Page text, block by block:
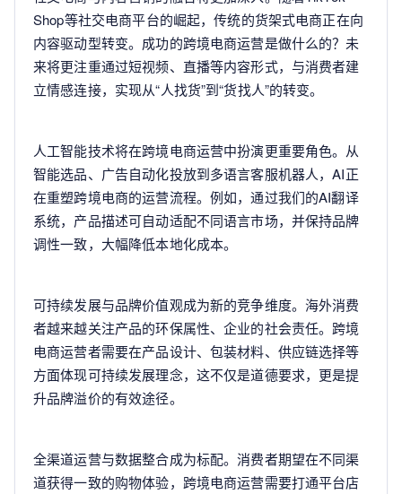
Shop等社交电商平台的崛起，传统的货架式电商正在向
内容驱动型转变。成功的跨境电商运营是做什么的？未
来将更注重通过短视频、直播等内容形式，与消费者建
立情感连接，实现从“人找货”到“货找人”的转变。
人工智能技术将在跨境电商运营中扮演更重要角色。从
智能选品、广告自动化投放到多语言客服机器人，AI正
在重塑跨境电商的运营流程。例如，通过我们的AI翻译
系统，产品描述可自动适配不同语言市场，并保持品牌
调性一致，大幅降低本地化成本。
可持续发展与品牌价值观成为新的竞争维度。海外消费
者越来越关注产品的环保属性、企业的社会责任。跨境
电商运营者需要在产品设计、包装材料、供应链选择等
方面体现可持续发展理念，这不仅是道德要求，更是提
升品牌溢价的有效途径。
全渠道运营与数据整合成为标配。消费者期望在不同渠
道获得一致的购物体验，跨境电商运营需要打通平台店